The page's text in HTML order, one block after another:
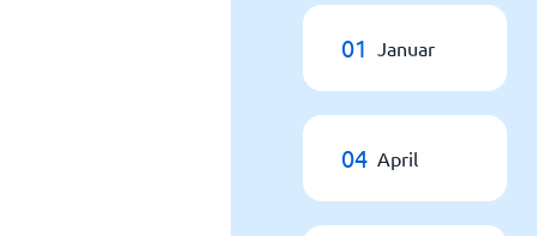
01 Januar
04 April